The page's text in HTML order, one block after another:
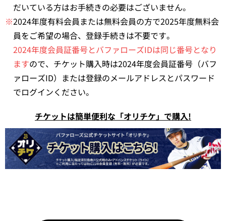
だいている方はお手続きの必要はございません。
※2024年度有料会員または無料会員の方で2025年度無料会
員をご希望の場合、登録手続きは不要です。
2024年度会員証番号とバファローズIDは同じ番号となり
ますので、チケット購入時は2024年度会員証番号（バフ
ァローズID）または登録のメールアドレスとパスワード
でログインください。
チケットは簡単便利な「オリチケ」で購入!